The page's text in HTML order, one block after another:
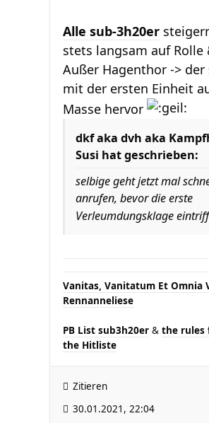
Alle sub-3h20er
stets langsam auf Rolle
Außer Hagenthor ->
mit der ersten Einheit
Masse hervor
dkf aka dvh aka
Susi hat geschrieben:
selbige geht jetzt mal
anrufen, bevor die erste
Verleumdungsklage
Vanitas, Vanitatum Et Omnia
Rennanneliese
PB List sub3h20er & the rules
the Hitliste
Zitieren
30.01.2021, 22:04